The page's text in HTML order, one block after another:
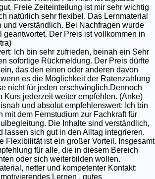
Freie Zeiteinteilung ist mir sehr wichtig
natürlich sehr flexibel. Das Lernmaterial
und verständlich. Bei Nachfragen wurde
geantwortet. Der Preis ist vollkommen in
Ich bin sehr zufrieden, beinah ein Sehr
sofortige Rückmeldung. Der Preis dürfte
das den einen oder anderen davon
es die Möglichkeit der Ratenzahlung
nicht für jeden erschwinglich.Dennoch
Kurs jederzeit weiter empfehlen. (Anke)
und absolut empfehlenswert: Ich bin
mit dem Fernstudium zur Fachkraft für
Die Inhalte sind verständlich,
lassen sich gut in den Alltag integrieren.
Flexibilität ist ein großer Vorteil. Insgesamt
für alle, die in diesem Bereich
oder sich weiterbilden wollen.
netter und kompetenter Kontakt:
Lernen , gutes